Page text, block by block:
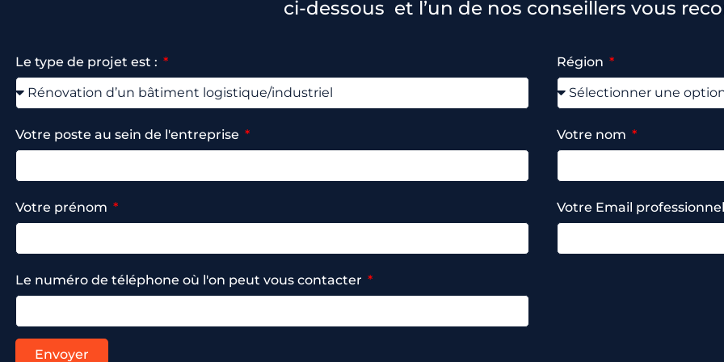
ci-dessous et l’un de nos conseillers vous
Le type de projet est : Région
Votre poste au sein de l'entreprise Votre nom
Votre prénom Votre Email professionnel
Le numéro de téléphone où l'on peut vous contacter
Envoyer